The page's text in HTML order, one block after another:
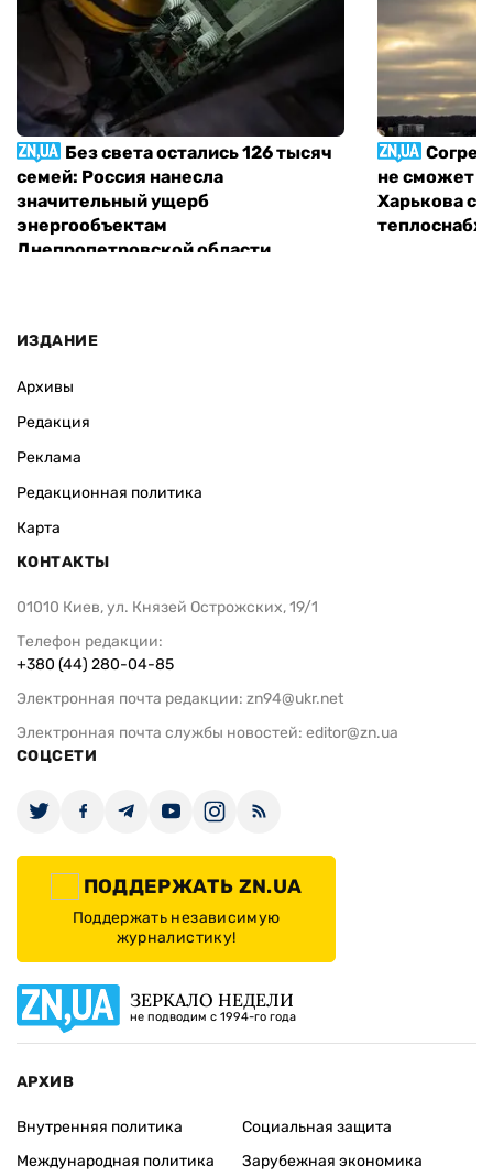
Без света остались 126 тысяч
семей: Россия нанесла
значительный ущерб
энергообъектам
Днепропетровской области
не сможет
Харькова с
ИЗДАНИЕ
Архивы
Редакция
Реклама
Редакционная политика
Карта
КОНТАКТЫ
01010 Киев, ул. Князей Острожских, 19/1
Телефон редакции:
+380 (44) 280-04-85
Электронная почта редакции: zn94@ukr.net
Электронная почта службы новостей: editor@zn.ua
СОЦСЕТИ
ПОДДЕРЖАТЬ ZN.UA
Поддержать независимую
журналистику!
ЗЕРКАЛО НЕДЕЛИ
не подводим с 1994-го года
АРХИВ
Внутренняя политика
Международная политика
Социальная защита
Зарубежная экономика